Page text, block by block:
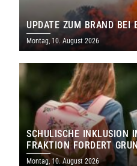
UPDATE ZUM BRAND BEI
Montag, 10. August 2026
SCHULISCHE INKLUSION
FRAKTION FORDERT
NEUAUFSTELLUNG
Montag, 10. August 2026